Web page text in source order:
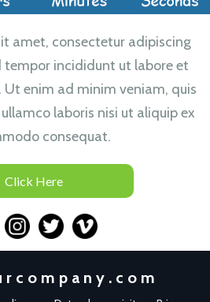
amet, consectetur adipiscing
tempor incididunt ut labore et
enim ad minim veniam, quis
laboris nisi ut aliquip ex
consequat.
Click Here
r c o m p a n y . c o m